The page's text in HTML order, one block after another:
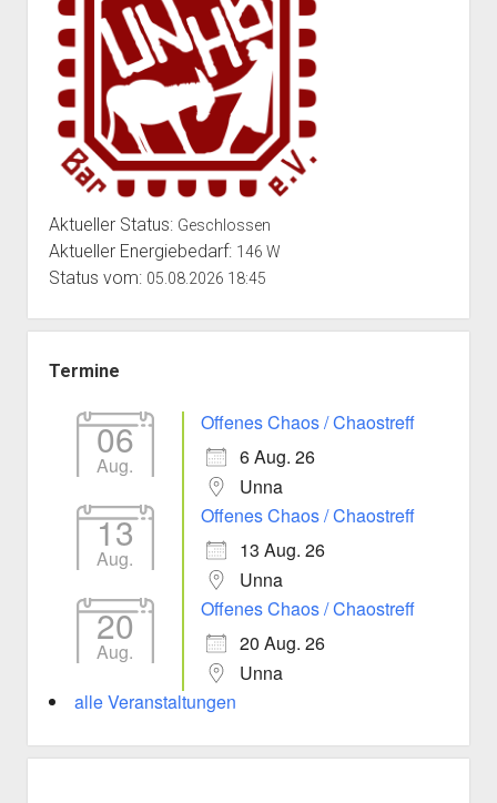
Aktueller Status: Geschlossen
Aktueller Energiebedarf: 146 W
Status vom: 05.08.2026 18:45
Termine
06
Aug.
Offenes Chaos / Chaostreff
6 Aug. 26
Unna
13
Aug.
Offenes Chaos / Chaostreff
13 Aug. 26
Unna
20
Aug.
Offenes Chaos / Chaostreff
20 Aug. 26
Unna
alle Veranstaltungen